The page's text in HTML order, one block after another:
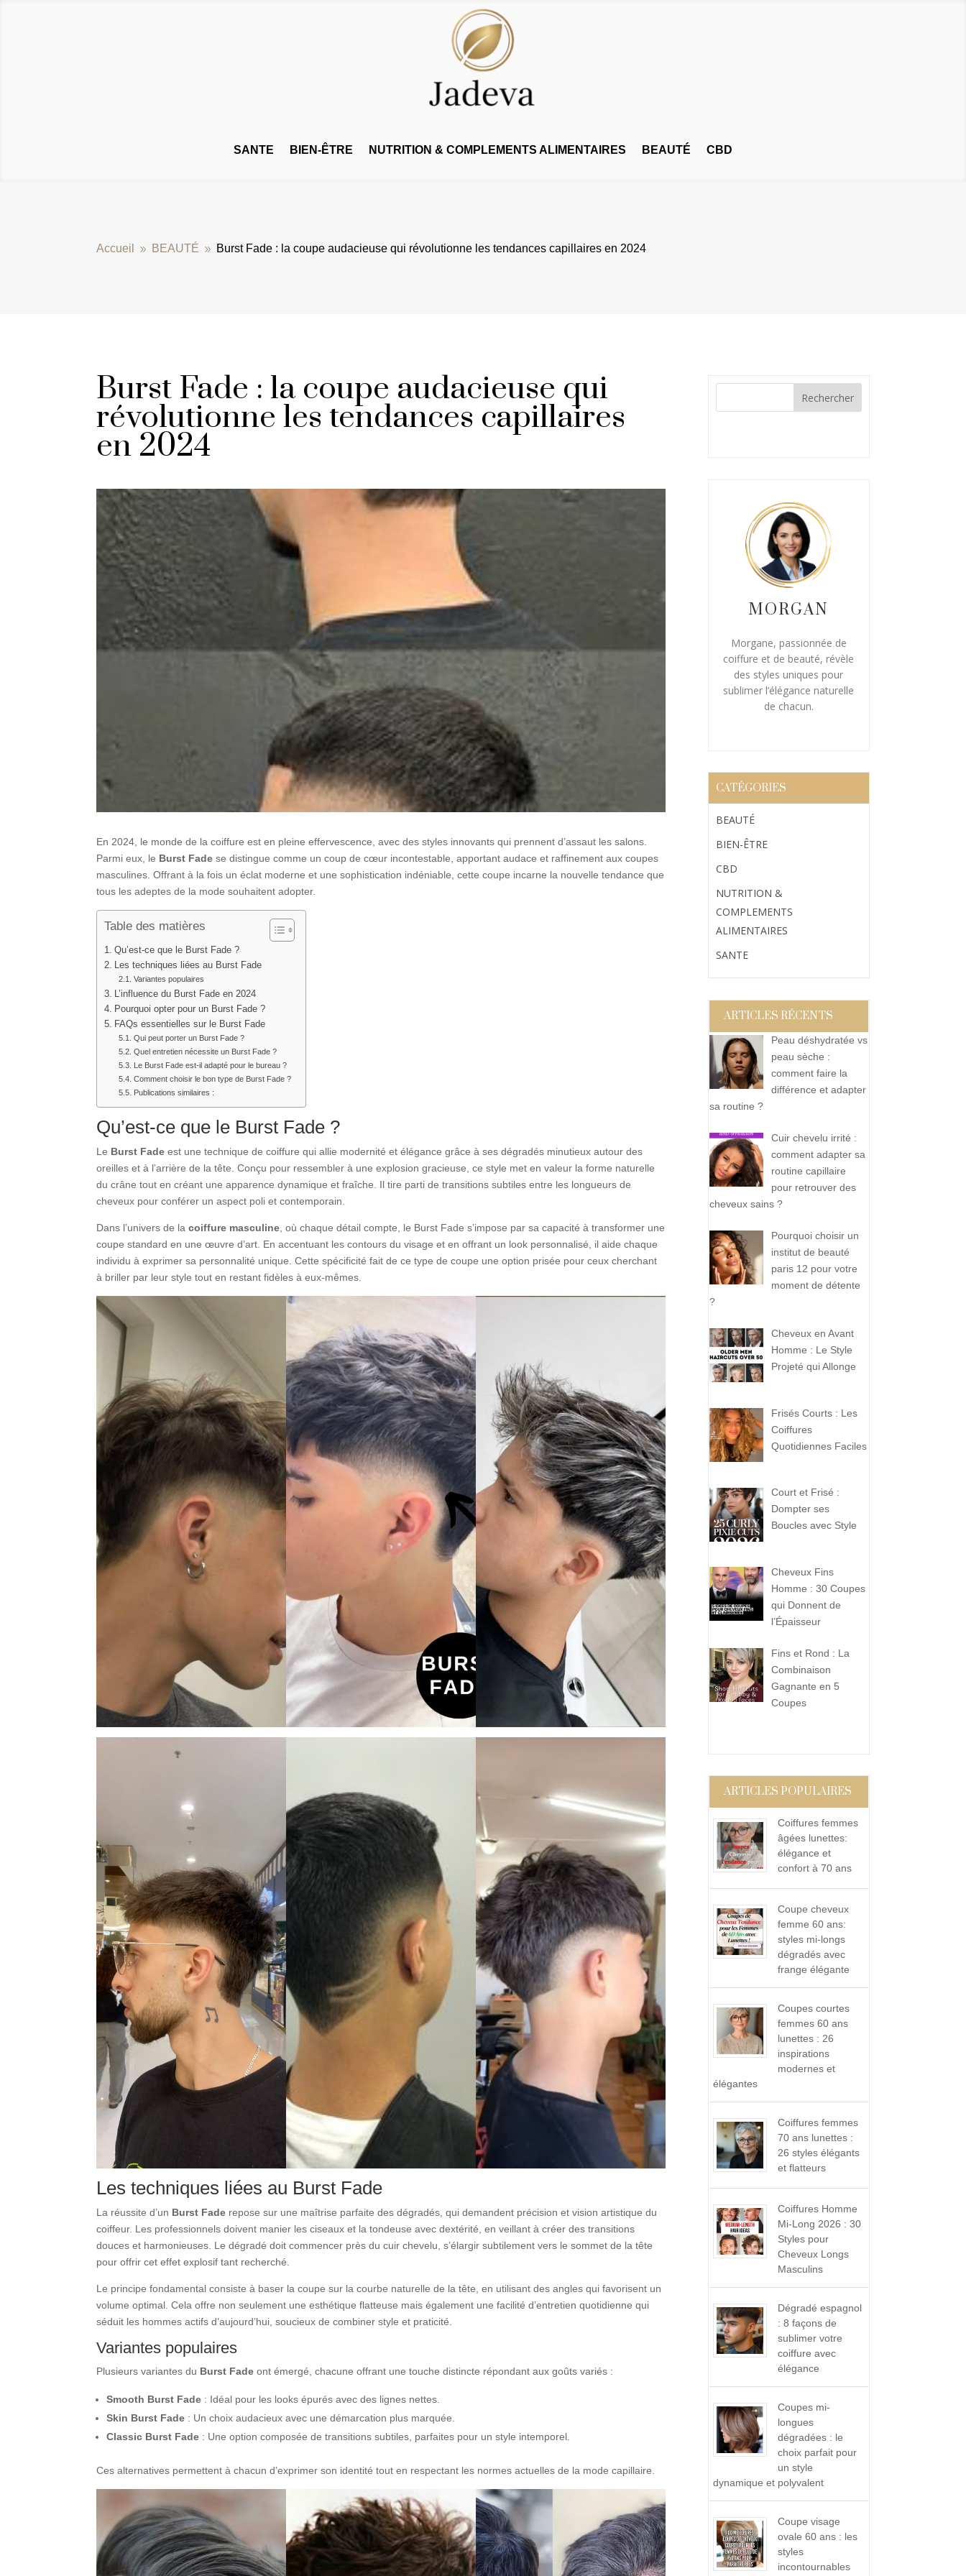
SANTE BIEN-ÊTRE NUTRITION & COMPLEMENTS ALIMENTAIRES BEAUTÉ CBD
Accueil 9 BEAUTÉ 9 Burst Fade : la coupe audacieuse qui révolutionne les tendances capillaires en 2024
Burst Fade : la coupe audacieuse qui
révolutionne les tendances capillaires
en 2024
En 2024, le monde de la coiffure est en pleine effervescence, avec des styles innovants qui prennent d’assaut les salons.
Parmi eux, le Burst Fade se distingue comme un coup de cœur incontestable, apportant audace et raffinement aux coupes
masculines. Offrant à la fois un éclat moderne et une sophistication indéniable, cette coupe incarne la nouvelle tendance que
tous les adeptes de la mode souhaitent adopter.
Table des matières
Qu’est-ce que le Burst Fade ?
Les techniques liées au Burst Fade
Variantes populaires
L’influence du Burst Fade en 2024
Pourquoi opter pour un Burst Fade ?
FAQs essentielles sur le Burst Fade
Qui peut porter un Burst Fade ?
Quel entretien nécessite un Burst Fade ?
Le Burst Fade est-il adapté pour le bureau ?
Comment choisir le bon type de Burst Fade ?
Publications similaires :
Qu’est-ce que le Burst Fade ?
Le Burst Fade est une technique de coiffure qui allie modernité et élégance grâce à ses dégradés minutieux autour des
oreilles et à l’arrière de la tête. Conçu pour ressembler à une explosion gracieuse, ce style met en valeur la forme naturelle
du crâne tout en créant une apparence dynamique et fraîche. Il tire parti de transitions subtiles entre les longueurs de
cheveux pour conférer un aspect poli et contemporain.
Dans l’univers de la coiffure masculine , où chaque détail compte, le Burst Fade s’impose par sa capacité à transformer une
coupe standard en une œuvre d’art. En accentuant les contours du visage et en offrant un look personnalisé, il aide chaque
individu à exprimer sa personnalité unique. Cette spécificité fait de ce type de coupe une option prisée pour ceux cherchant
à briller par leur style tout en restant fidèles à eux-mêmes.
Les techniques liées au Burst Fade
La réussite d’un Burst Fade repose sur une maîtrise parfaite des dégradés, qui demandent précision et vision artistique du
coiffeur. Les professionnels doivent manier les ciseaux et la tondeuse avec dextérité, en veillant à créer des transitions
douces et harmonieuses. Le dégradé doit commencer près du cuir chevelu, s’élargir subtilement vers le sommet de la tête
pour offrir cet effet explosif tant recherché.
Le principe fondamental consiste à baser la coupe sur la courbe naturelle de la tête, en utilisant des angles qui favorisent un
volume optimal. Cela offre non seulement une esthétique flatteuse mais également une facilité d’entretien quotidienne qui
séduit les hommes actifs d’aujourd’hui, soucieux de combiner style et praticité.
Variantes populaires
Plusieurs variantes du Burst Fade ont émergé, chacune offrant une touche distincte répondant aux goûts variés :
Smooth Burst Fade : Idéal pour les looks épurés avec des lignes nettes.
Skin Burst Fade : Un choix audacieux avec une démarcation plus marquée.
Classic Burst Fade : Une option composée de transitions subtiles, parfaites pour un style intemporel.
Ces alternatives permettent à chacun d’exprimer son identité tout en respectant les normes actuelles de la mode capillaire.
MORGAN
Morgane, passionnée de
coiffure et de beauté, révèle
des styles uniques pour
sublimer l’élégance naturelle
de chacun.
CATÉGORIES
BEAUTÉ
BIEN-ÊTRE
CBD
NUTRITION &
COMPLEMENTS
ALIMENTAIRES
SANTE
ARTICLES RÉCENTS
Peau déshydratée vs
peau sèche :
comment faire la
différence et adapter
sa routine ?
Cuir chevelu irrité :
comment adapter sa
routine capillaire
pour retrouver des
cheveux sains ?
Pourquoi choisir un
institut de beauté
paris 12 pour votre
moment de détente
?
Cheveux en Avant
Homme : Le Style
Projeté qui Allonge
Frisés Courts : Les
Coiffures
Quotidiennes Faciles
Court et Frisé :
Dompter ses
Boucles avec Style
Cheveux Fins
Homme : 30 Coupes
qui Donnent de
l’Épaisseur
Fins et Rond : La
Combinaison
Gagnante en 5
Coupes
ARTICLES POPULAIRES
Coiffures femmes
âgées lunettes:
élégance et
confort à 70 ans
Coupe cheveux
femme 60 ans:
styles mi-longs
dégradés avec
frange élégante
Coupes courtes
femmes 60 ans
lunettes : 26
inspirations
modernes et
élégantes
Coiffures femmes
70 ans lunettes :
26 styles élégants
et flatteurs
Coiffures Homme
Mi-Long 2026 : 30
Styles pour
Cheveux Longs
Masculins
Dégradé espagnol
: 8 façons de
sublimer votre
coiffure avec
élégance
Coupes mi-
longues
dégradées : le
choix parfait pour
un style
dynamique et polyvalent
Coupe visage
ovale 60 ans : les
styles
incontournables